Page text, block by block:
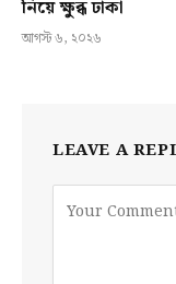
নিয়ে ক্ষুব্ধ ঢাকা
আগস্ট ৬, ২০২৬
LEAVE A